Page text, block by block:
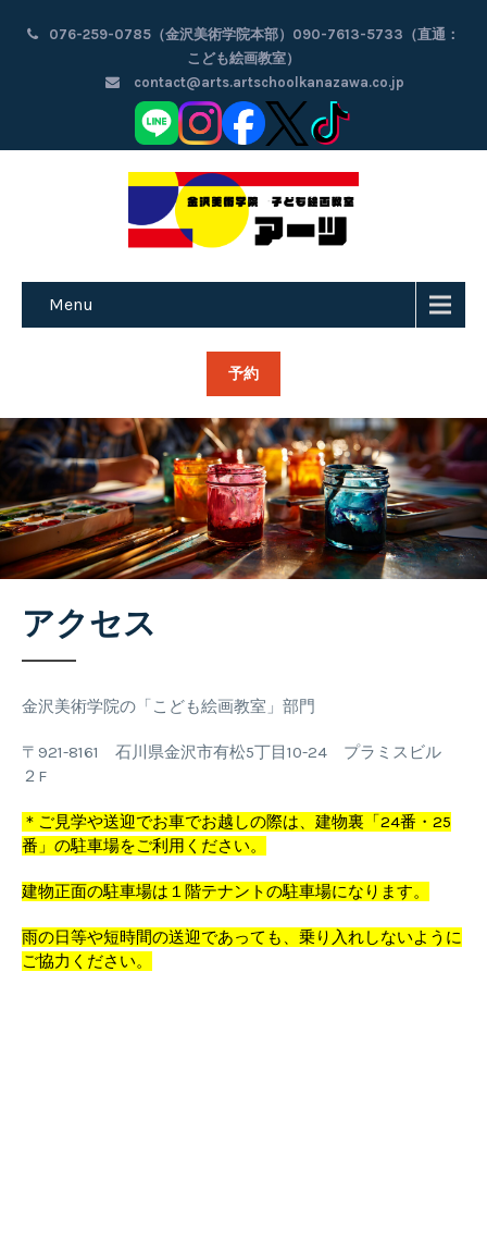
076-259-0785（金沢美術学院本部）090-7613-5733（直通：
こども絵画教室）
contact@arts.artschoolkanazawa.co.jp
Menu
予約
アクセス
金沢美術学院の「こども絵画教室」部門
〒921-8161 石川県金沢市有松5丁目10-24 プラミスビル
２F
＊ご見学や送迎でお車でお越しの際は、建物裏「24番・25
番」の駐車場をご利用ください。
建物正面の駐車場は１階テナントの駐車場になります。
雨の日等や短時間の送迎であっても、乗り入れしないように
ご協力ください。